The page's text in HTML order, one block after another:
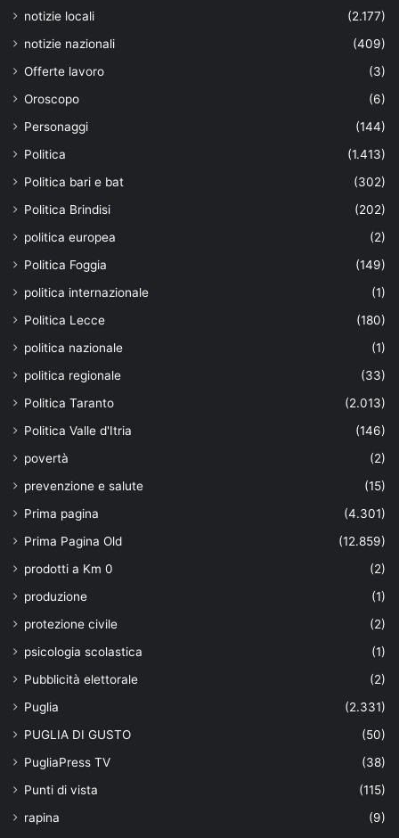
notizie locali
(2.177)
notizie nazionali
(409)
Offerte lavoro
(3)
Oroscopo
(6)
Personaggi
(144)
Politica
(1.413)
Politica bari e bat
(302)
Politica Brindisi
(202)
politica europea
(2)
Politica Foggia
(149)
politica internazionale
(1)
Politica Lecce
(180)
politica nazionale
(1)
politica regionale
(33)
Politica Taranto
(2.013)
Politica Valle d'Itria
(146)
povertà
(2)
prevenzione e salute
(15)
Prima pagina
(4.301)
Prima Pagina Old
(12.859)
prodotti a Km 0
(2)
produzione
(1)
protezione civile
(2)
psicologia scolastica
(1)
Pubblicità elettorale
(2)
Puglia
(2.331)
PUGLIA DI GUSTO
(50)
PugliaPress TV
(38)
Punti di vista
(115)
rapina
(9)